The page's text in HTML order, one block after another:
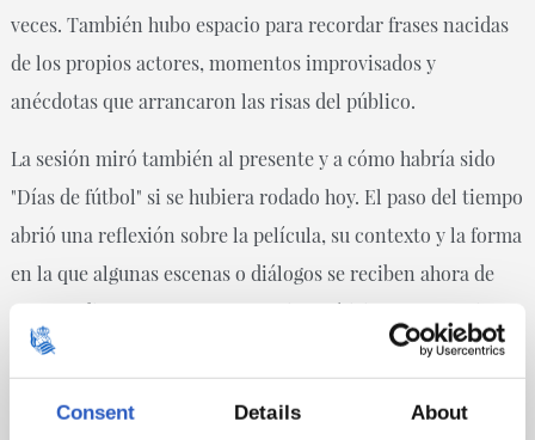
Consent Details About
veces. También hubo espacio para recordar frases nacidas
de los propios actores, momentos improvisados y
anécdotas que arrancaron las risas del público.
La sesión miró también al presente y a cómo habría sido
"Días de fútbol" si se hubiera rodado hoy. El paso del tiempo
abrió una reflexión sobre la película, su contexto y la forma
en la que algunas escenas o diálogos se reciben ahora de
manera diferente. Entre nostalgia, análisis y muchas risas,
el encuentro sirvió para celebrar una historia que sigue
que mantiene con varias generaciones de espectadores.